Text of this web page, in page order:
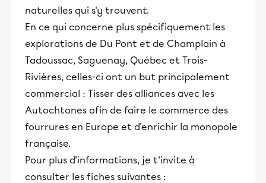
naturelles qui s'y trouvent.
En ce qui concerne plus spécifiquement les
explorations de Du Pont et de Champlain à
Tadoussac, Saguenay, Québec et Trois-
Rivières, celles-ci ont un but principalement
commercial : Tisser des alliances avec les
Autochtones afin de faire le commerce des
fourrures en Europe et d'enrichir la monopole
française.
Pour plus d'informations, je t'invite à
consulter les fiches suivantes :